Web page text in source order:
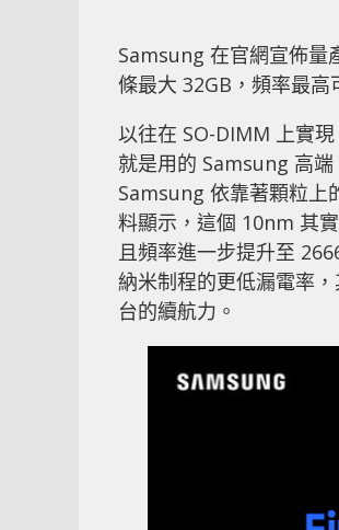
Samsung 在官網宣佈量
條最大 32GB，頻率最高
以往在 SO-DIMM 上實
就是用的 Samsung 高
Samsung 依靠著顆粒上
料顯示，這個 10nm 其
且頻率進一步提升至
納米制程的更低漏電率
台的續航力。